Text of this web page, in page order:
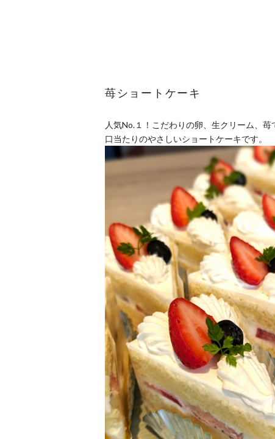
苺ショートケーキ
人気No.１！こだわりの卵、生クリーム、苺
口当たりのやさしいショートケーキです。